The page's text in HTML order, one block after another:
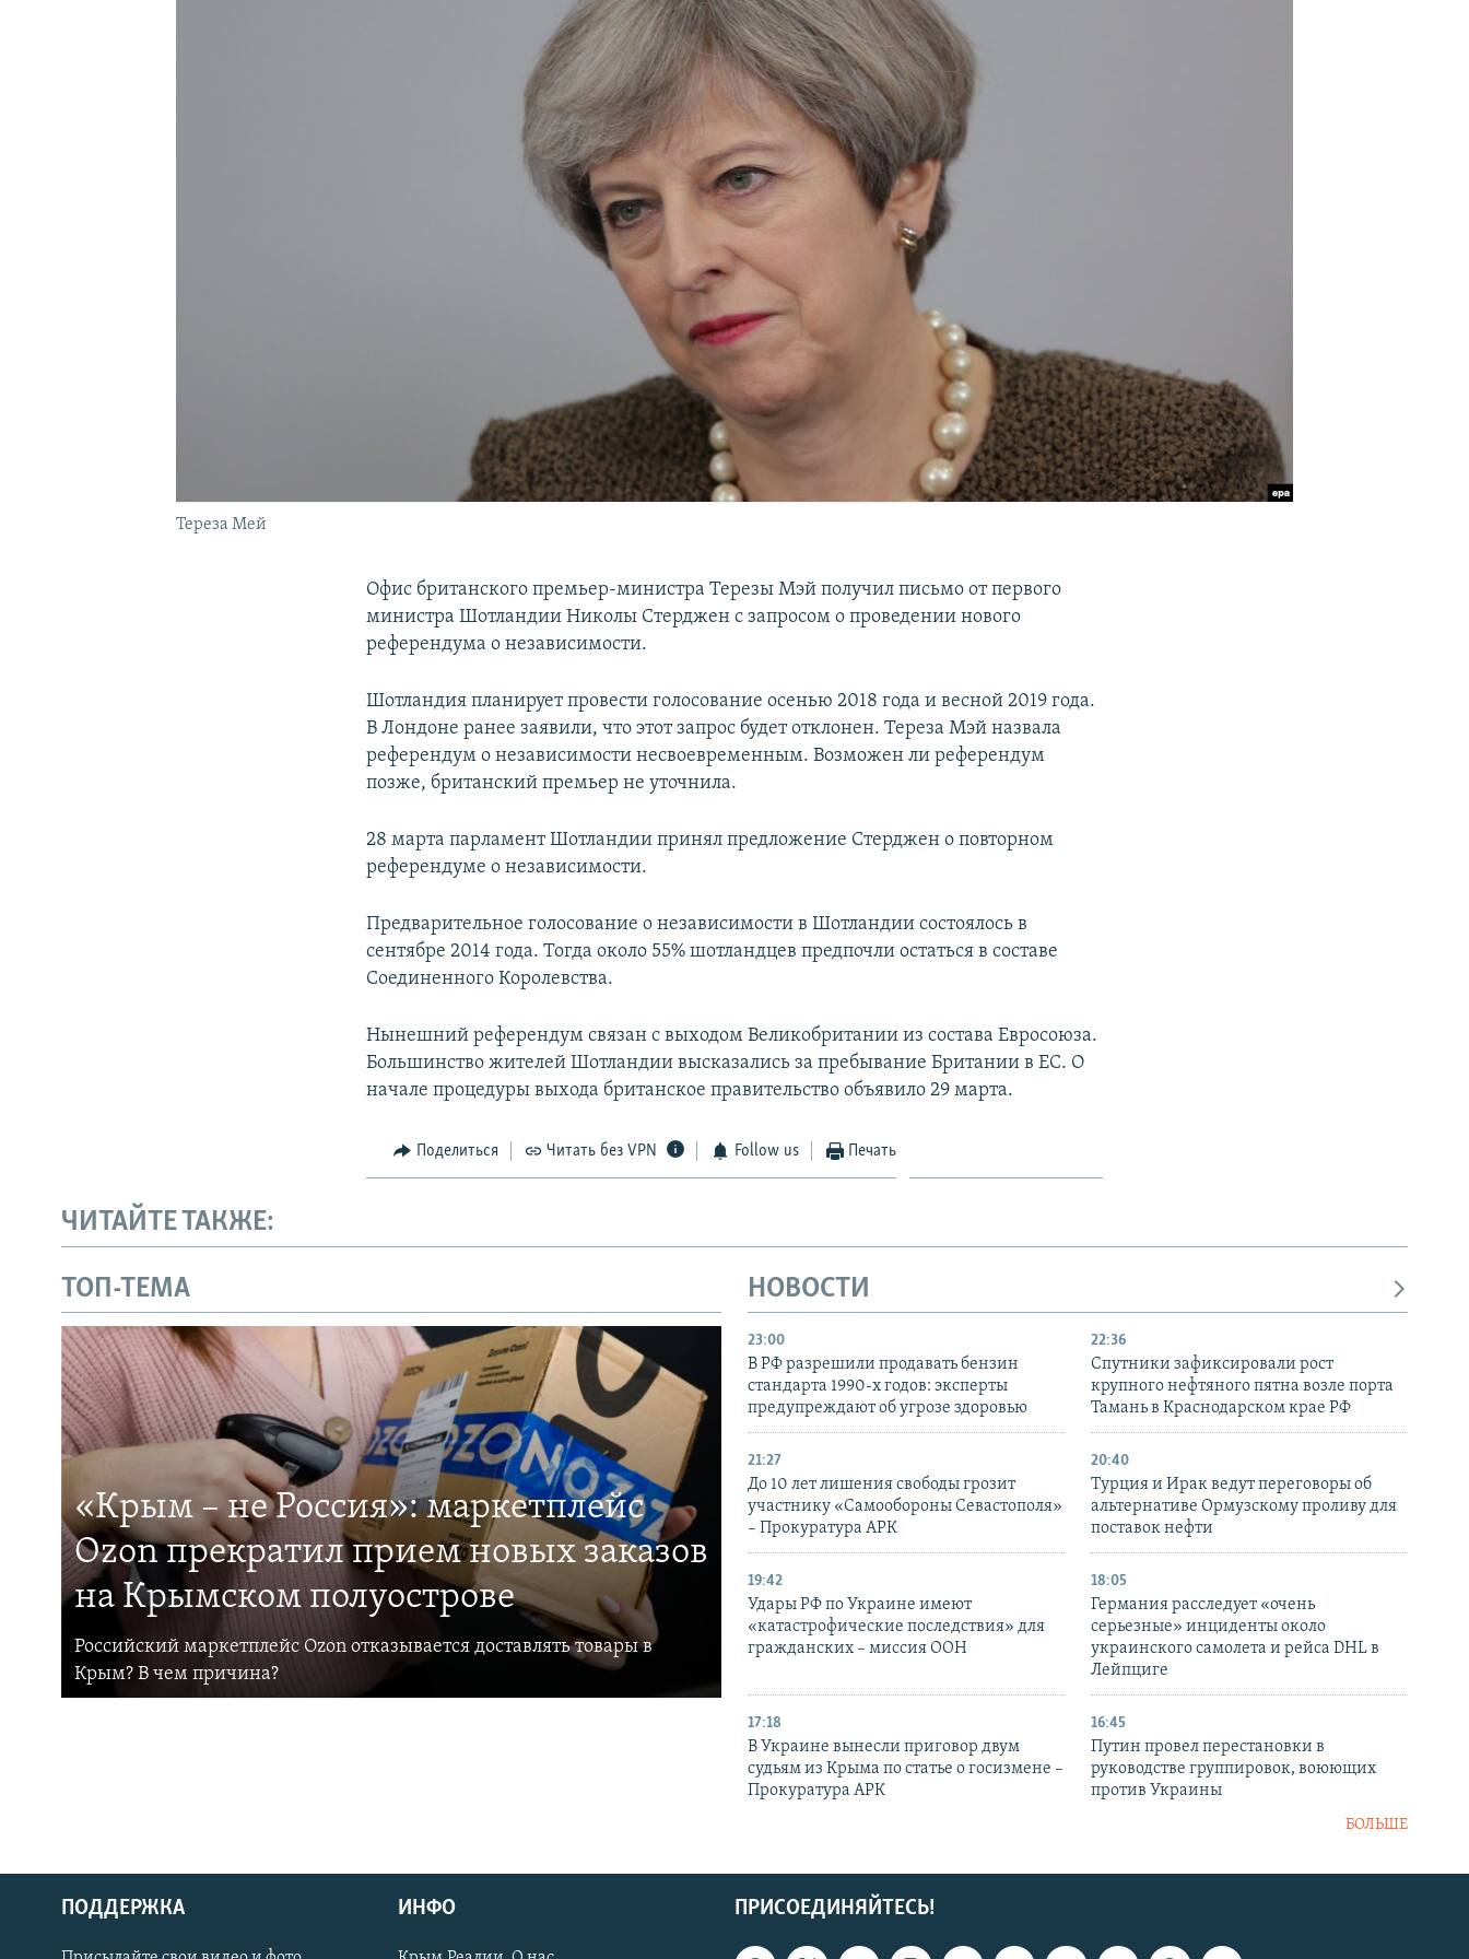
Українською
Тереза Мей
Офис британского премьер-министра Терезы Мэй получил письмо от первого
министра Шотландии Николы Стерджен с запросом о проведении нового
референдума о независимости.
Шотландия планирует провести голосование осенью 2018 года и весной 2019 года.
В Лондоне ранее заявили, что этот запрос будет отклонен. Тереза Мэй назвала
референдум о независимости несвоевременным. Возможен ли референдум
позже, британский премьер не уточнила.
28 марта парламент Шотландии принял предложение Стерджен о повторном
референдуме о независимости.
Предварительное голосование о независимости в Шотландии состоялось в
сентябре 2014 года. Тогда около 55% шотландцев предпочли остаться в составе
Соединенного Королевства.
Нынешний референдум связан с выходом Великобритании из состава Евросоюза.
Большинство жителей Шотландии высказались за пребывание Британии в ЕС. О
начале процедуры выхода британское правительство объявило 29 марта.
Поделиться Читать без VPN Follow us Печать
ЧИТАЙТЕ ТАКЖЕ:
ТОП-ТЕМА
«Крым – не Россия»: маркетплейс
Ozon прекратил прием новых заказов
на Крымском полуострове
Российский маркетплейс Ozon отказывается доставлять товары в
Крым? В чем причина?
НОВОСТИ
23:00
В РФ разрешили продавать бензин
стандарта 1990-х годов: эксперты
предупреждают об угрозе здоровью
22:36
Спутники зафиксировали рост
крупного нефтяного пятна возле порта
Тамань в Краснодарском крае РФ
21:27
До 10 лет лишения свободы грозит
участнику «Самообороны Севастополя»
– Прокуратура АРК
20:40
Турция и Ирак ведут переговоры об
альтернативе Ормузскому проливу для
поставок нефти
19:42
Удары РФ по Украине имеют
«катастрофические последствия» для
гражданских – миссия ООН
18:05
Германия расследует «очень
серьезные» инциденты около
украинского самолета и рейса DHL в
Лейпциге
17:18
В Украине вынесли приговор двум
судьям из Крыма по статье о госизмене –
Прокуратура АРК
16:45
Путин провел перестановки в
руководстве группировок, воюющих
против Украины
БОЛЬШЕ
ПРИСОЕДИНЯЙТЕСЬ!
ПОДДЕРЖКА ИНФО